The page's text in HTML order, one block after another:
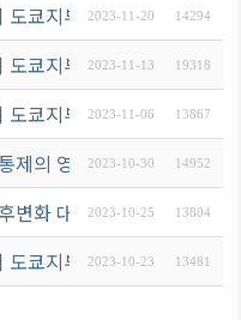
도쿄지부 뉴스레터(11월 3
2023-11-20 14294
도쿄지부 뉴스레터(11월 2
2023-11-13 19318
도쿄지부 뉴스레터(11월 1
2023-11-06 13867
제의 영향 및 대응방안
2023-10-30 14952
변화 대응 현황 및 시사점
2023-10-25 13804
도쿄지부 뉴스레터(10월 4
2023-10-23 13481